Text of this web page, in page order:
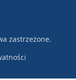
zastrzeżone.